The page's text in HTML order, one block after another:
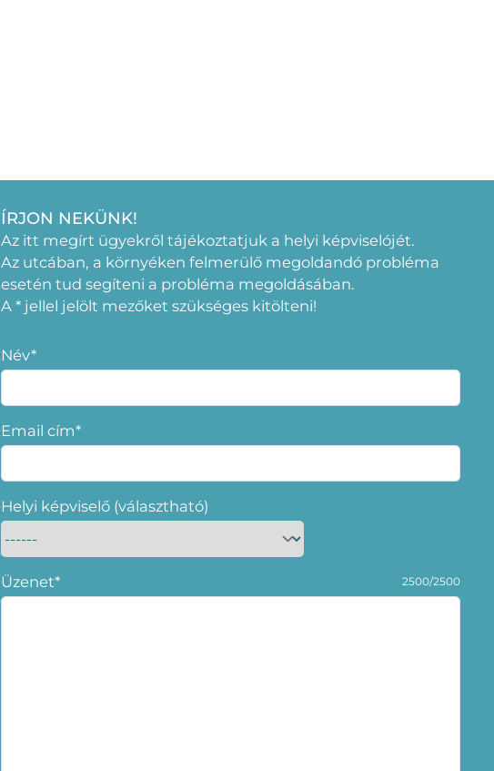
ÍRJON NEKÜNK!
Az itt megírt ügyekről tájékoztatjuk a helyi képviselójét.
Az utcában, a környéken felmerülő megoldandó probléma
esetén tud segíteni a probléma megoldásában.
A * jellel jelölt mezőket szükséges kitölteni!
Név*
Email cím*
Helyi képviselő (választható)
Üzenet* 2500/2500